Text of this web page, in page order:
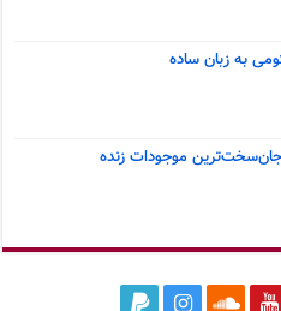
به زبان ساده
جان‌سخت‌ترین موجودات زنده